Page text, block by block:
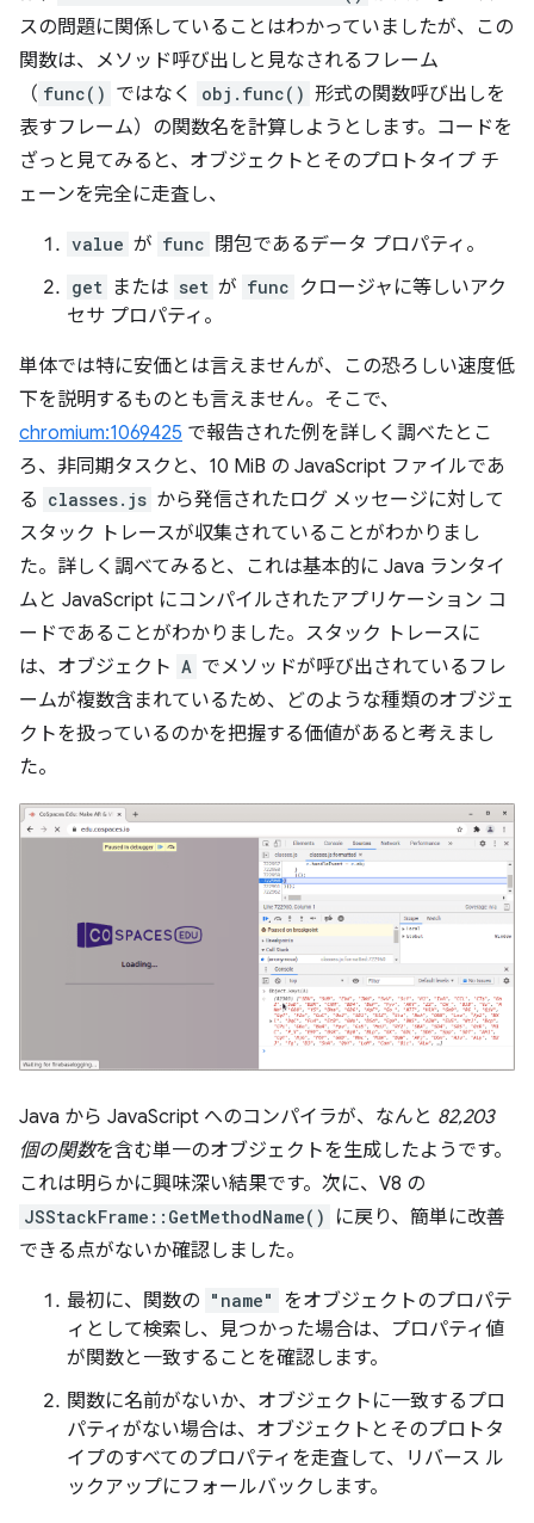
スの問題に関係していることはわかっていましたが、この
関数は、メソッド呼び出しと見なされるフレーム
（ func() ではなく obj.func() 形式の関数呼び出しを
表すフレーム）の関数名を計算しようとします。コードを
ざっと見てみると、オブジェクトとそのプロトタイプ チ
ェーンを完全に走査し、
value が func 閉包であるデータ プロパティ。
get または set が func クロージャに等しいアク
セサ プロパティ。
単体では特に安価とは言えませんが、この恐ろしい速度低
下を説明するものとも言えません。そこで、
chromium:1069425 で報告された例を詳しく調べたとこ
ろ、非同期タスクと、10 MiB の JavaScript ファイルであ
る classes.js から発信されたログ メッセージに対して
スタック トレースが収集されていることがわかりまし
た。詳しく調べてみると、これは基本的に Java ランタイ
ムと JavaScript にコンパイルされたアプリケーション コ
ードであることがわかりました。スタック トレースに
は、オブジェクト A でメソッドが呼び出されているフレ
ームが複数含まれているため、どのような種類のオブジェ
クトを扱っているのかを把握する価値があると考えまし
た。
Java から JavaScript へのコンパイラが、なんと 82,203
個の関数を含む単一のオブジェクトを生成したようです。
これは明らかに興味深い結果です。次に、V8 の
JSStackFrame::GetMethodName()
に戻り、簡単に改善
できる点がないか確認しました。
最初に、関数の "name"
をオブジェクトのプロパテ
ィとして検索し、見つかった場合は、プロパティ値
が関数と一致することを確認します。
関数に名前がないか、オブジェクトに一致するプロ
パティがない場合は、オブジェクトとそのプロトタ
イプのすべてのプロパティを走査して、リバース ル
ックアップにフォールバックします。